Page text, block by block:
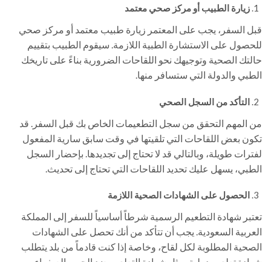
زيارة الطبيب أو مركز صحي معتمد
قبل السفر، يجب على المعتمر زيارة طبيب معتمد أو مركز صحي
للحصول على الاستشارة الطبية اللازمة. سيقوم الطبيب بتقييم
حالتك الصحية وتوجيهك نحو اللقاحات الضرورية بناءً على تاريخك
الطبي والدولة التي ستسافر منها.
التأكد من السجل الصحي
من المهم التحقق من سجل التطعيمات الخاص بك قبل السفر. قد
تكون بعض اللقاحات التي تلقيتها في وقت سابق سارية المفعول
لفترات طويلة، وبالتالي قد لا تحتاج إلى تجديدها. بإحضار السجل
الطبي، يسهل عليك تحديد اللقاحات التي تحتاج إلى تحديث.
الحصول على الشهادات الصحية اللازمة
تعتبر شهادة التطعيم الرسمية شرطاً أساسياً للسفر إلى المملكة
العربية السعودية. يجب أن تتأكد من أنك تحصل على الشهادات
الصحية المطلوبة لكل لقاح، وخاصة إذا كنت قادماً من بلد يتطلب